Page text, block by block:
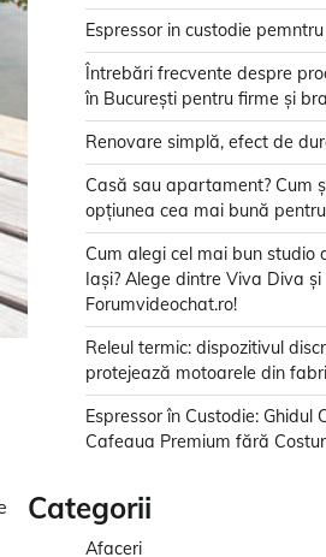
Espressor in custodie
Întrebări frecvente despre
în București pentru firme și
Renovare simplă, efect de
Casă sau apartament? Cum
opțiunea cea mai bună
Cum alegi cel mai bun studio
Iași? Alege dintre Viva Diva
Forumvideochat.ro!
Releul termic: dispozitivul
protejează motoarele din
Espressor în Custodie: Ghidul
Cafeaua Premium fără
Categorii
Afaceri